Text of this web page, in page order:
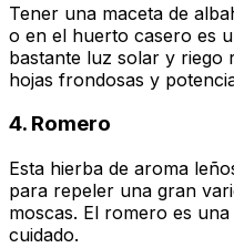
Tener una maceta de
o en el huerto casero es
bastante luz solar y riego
hojas frondosas y
4. Romero
Esta hierba de aroma
para repeler una gran
moscas. El romero es
cuidado.